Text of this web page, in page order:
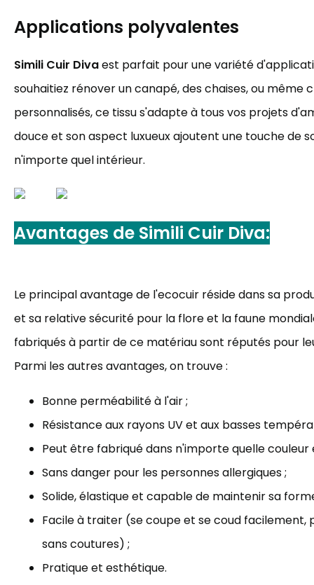
Applications polyvalentes
Simili Cuir Divaest parfait pour une variété
souhaitiez rénover un canapé, des chaises, ou même
personnalisés, ce tissu s'adapte à tous vos projets
douce et son aspect luxueux ajoutent une touche de
n'importe quel intérieur.
Avantages de Simili Cuir Diva:
Le principal avantage de l'ecocuir réside dans sa
et sa relative sécurité pour la flore et la faune
fabriqués à partir de ce matériau sont réputés pour
Parmi les autres avantages, on trouve :
Bonne perméabilité à l'air ;
Résistance aux rayons UV et aux basses
Peut être fabriqué dans n'importe quelle couleur
Sans danger pour les personnes allergiques ;
Solide, élastique et capable de maintenir sa
Facile à traiter (se coupe et se coud facilement,
sans coutures) ;
Pratique et esthétique.